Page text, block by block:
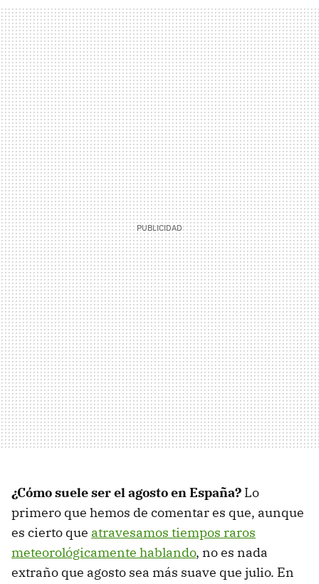
¿Cómo suele ser el agosto en España? Lo
primero que hemos de comentar es que, aunque
es cierto que atravesamos tiempos raros
meteorológicamente hablando, no es nada
extraño que agosto sea más suave que julio. En